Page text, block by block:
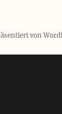
von